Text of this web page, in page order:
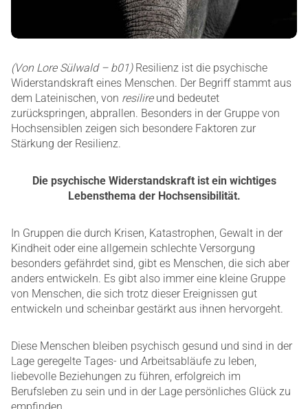
(Von Lore Sülwald – b01)Resilienz ist die psychische
Widerstandskraft eines Menschen. Der Begriff stammt aus
dem Lateinischen, von resilireund bedeutet
zurückspringen, abprallen. Besonders in der Gruppe von
Hochsensiblen zeigen sich besondere Faktoren zur
Stärkung der Resilienz.
Die psychische Widerstandskraft ist ein wichtiges
Lebensthema der Hochsensibilität.
In Gruppen die durch Krisen, Katastrophen, Gewalt in der
Kindheit oder eine allgemein schlechte Versorgung
besonders gefährdet sind, gibt es Menschen, die sich aber
anders entwickeln. Es gibt also immer eine kleine Gruppe
von Menschen, die sich trotz dieser Ereignissen gut
entwickeln und scheinbar gestärkt aus ihnen hervorgeht.
Diese Menschen bleiben psychisch gesund und sind in der
Lage geregelte Tages- und Arbeitsabläufe zu leben,
liebevolle Beziehungen zu führen, erfolgreich im
Berufsleben zu sein und in der Lage persönliches Glück zu
empfinden.